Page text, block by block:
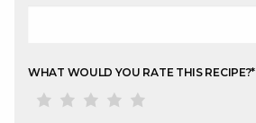
WHAT WOULD YOU RATE THIS RECIPE?*